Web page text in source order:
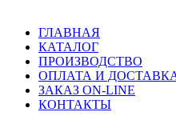
ГЛАВНАЯ
КАТАЛОГ
ПРОИЗВОДСТВО
ОПЛАТА И
ЗАКАЗ ON-LINE
КОНТАКТЫ